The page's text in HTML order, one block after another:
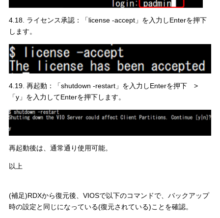
4.18. ライセンス承認：「license -accept」を入力しEnterを押下
します。
4.19. 再起動：「shutdown -restart」を入力しEnterを押下 >
「y」を入力してEnterを押下します。
再起動後は、通常通り使用可能。
以上
(補足)RDXから復元後、VIOSで以下のコマンドで、バックアップ
時の設定と同じになっている(復元されている)ことを確認。